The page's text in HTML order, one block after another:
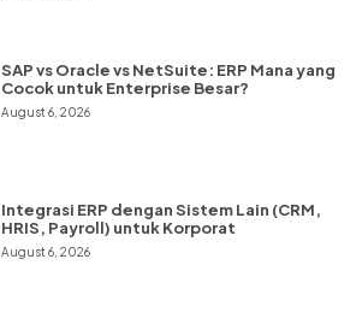
SAP vs Oracle vs NetSuite: ERP Mana yang
Cocok untuk Enterprise Besar?
August 6, 2026
Integrasi ERP dengan Sistem Lain (CRM,
HRIS, Payroll) untuk Korporat
August 6, 2026